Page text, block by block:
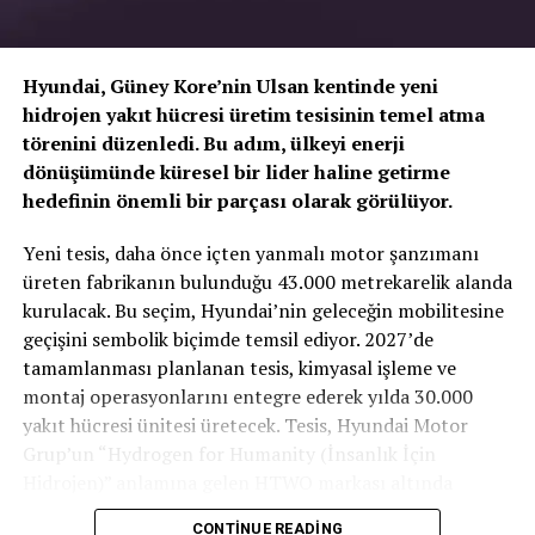
Sport ile Yere Basıyor
Türkiye’nin otomobiliTOGG T10Xgibi yüksek tork
değerlerine sahip elektrikli araçlarda, lastiğin zemine
tutunma kabiliyeti çok daha kritiktir.E-carturkiyeekibi
olarak bizzat deneyimlediğimizPetlas Snowmaster 2
Sport, performans odaklı yapısıyla elektrikli araçların
Hyundai, Güney Kore’nin Ulsan kentinde yeni
hidrojen yakıt hücresi üretim tesisinin temel atma
törenini düzenledi. Bu adım, ülkeyi enerji
dönüşümünde küresel bir lider haline getirme
hedefinin önemli bir parçası olarak görülüyor.
Yeni tesis, daha önce içten yanmalı motor şanzımanı
üreten fabrikanın bulunduğu 43.000 metrekarelik alanda
kurulacak. Bu seçim, Hyundai’nin geleceğin mobilitesine
geçişini sembolik biçimde temsil ediyor. 2027’de
tamamlanması planlanan tesis, kimyasal işleme ve
montaj operasyonlarını entegre ederek yılda 30.000
yakıt hücresi ünitesi üretecek. Tesis, Hyundai Motor
Grup’un “Hydrogen for Humanity (İnsanlık İçin
faaliyet gösterecek.
CONTINUE READING